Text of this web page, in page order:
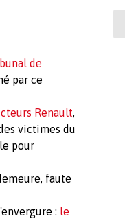
de
par ce
Renault,
victimes du
pour
faute
: le